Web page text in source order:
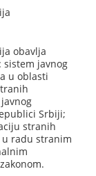
obavlja
sistem javnog
u oblasti
Srbiji;
stranih
radu stranim